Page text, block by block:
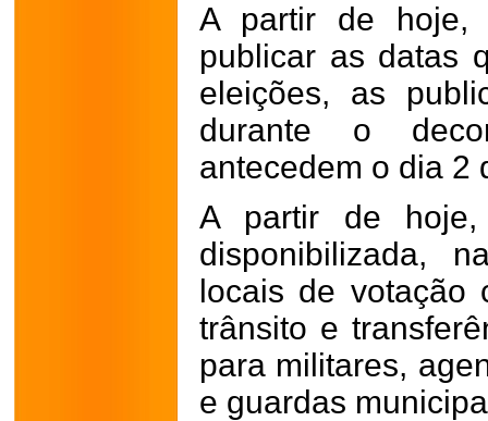
A partir de hoje,
publicar as datas
eleições, as
durante o
antecedem o dia 2
A partir de
disponibilizada,
locais de votação
trânsito e
para militares,
e guardas